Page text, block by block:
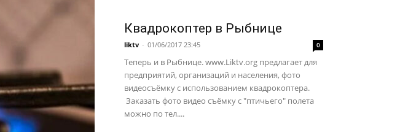
Квадрокоптер в Рыбнице
liktv - 01/06/2017 23:45 0
Теперь и в Рыбнице. www.Liktv.org предлагает для
предприятий, организаций и населения, фото
видеосъёмку с использованием квадрокоптера.
Заказать фото видео съёмку с "птичьего" полета
можно по тел....